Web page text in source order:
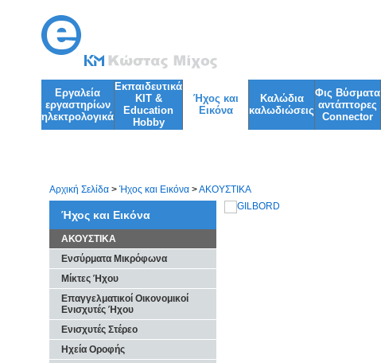
Εργαλεία
εργαστηρίων
ηλεκτρολογικά
Εκπαιδευτικά
KIT &
Education
Ηobby
Ήχος και
Εικόνα
Kαλώδια
καλωδιώσεις
Φις Βύσματα
αντάπτορες
Connector
Αρχική Σελίδα > Ήχος και Εικόνα >ΑΚΟΥΣΤΙΚΑ
Ήχος και Εικόνα
ΑΚΟΥΣΤΙΚΑ
Ενσύρματα Μικρόφωνα
Μίκτες Ήχου
Επαγγελματικοί Οικονομικοί
Ενισχυτές Ήχου
Ενισχυτές Στέρεο
Ηχεία Οροφής